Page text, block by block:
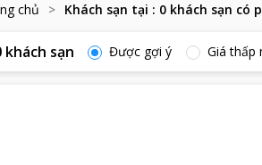
chủ Khách sạn tại : 0 khách sạn có
khách sạn Được gợi ý Giá thấp